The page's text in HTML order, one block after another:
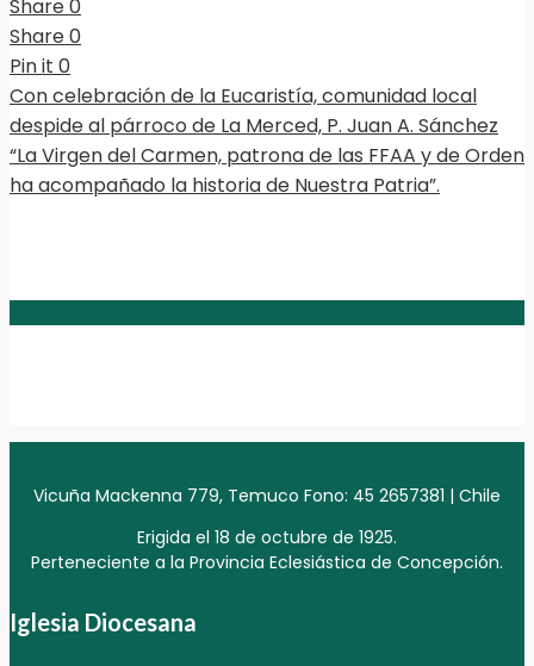
Share0
Share0
Pin it 0
Con celebración de la Eucaristía, comunidad local
despide al párroco de La Merced, P. Juan A. Sánchez
“La Virgen del Carmen, patrona de las FFAA y de Orden
ha acompañado la historia de Nuestra Patria”.
Vicuña Mackenna 779, Temuco Fono: 45 2657381 | Chile
Erigida el 18 de octubre de 1925.
Perteneciente a la Provincia Eclesiástica de Concepción.
Iglesia Diocesana